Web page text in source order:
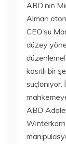
ABD’nin
Alman
CEO’su
düzey
kasıtlı bir
ABD